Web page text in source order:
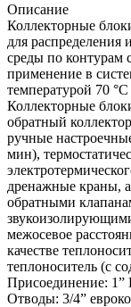
Описание
Коллекторные
для распределения
среды по контурам
применение в
температурой 70
Коллекторные
обратный
ручные
мин),
дренажные краны,
обратными
межосевое
качестве
теплоноситель (с
Присоединение: 1”
Отводы: 3/4”